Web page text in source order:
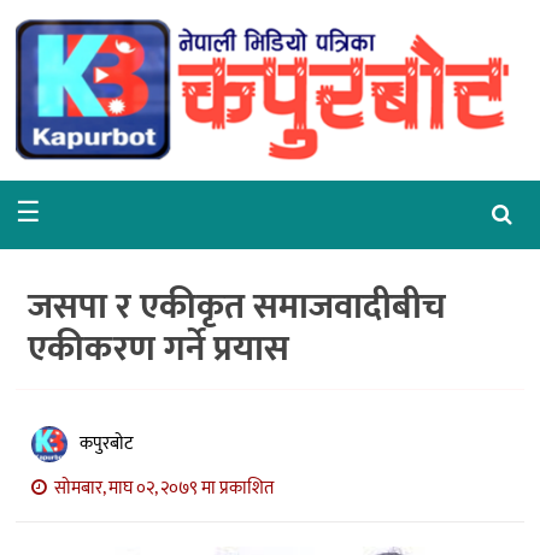
गृहपृष्ठ
समाचार
राजनीति
वरपर
शिक्षा
विचार
अन्तर्वार्ता
☰
जसपा र एकीकृत समाजवादीबीच
एकीकरण गर्ने प्रयास
कपुरबोट
सोमबार, माघ ०२, २०७९ मा प्रकाशित